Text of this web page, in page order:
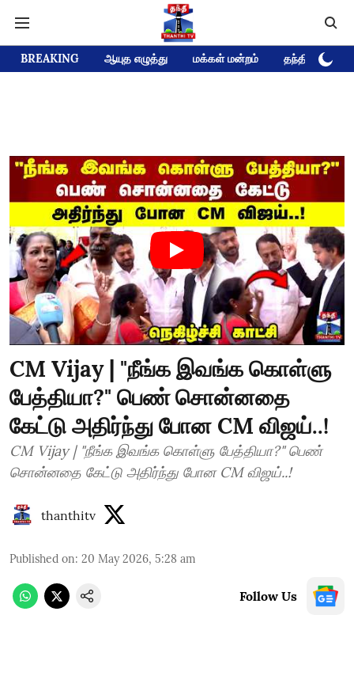
BREAKING ஆயுத எழுத்து மக்கள் மன்றம் தந்தி டிவி
CM Vijay | "நீங்க இவங்க கொள்ளு
பேத்தியா?" பெண் சொன்னதை
கேட்டு அதிர்ந்து போன CM விஜய்..!
CM Vijay | "நீங்க இவங்க கொள்ளு பேத்தியா?" பெண்
சொன்னதை கேட்டு அதிர்ந்து போன CM விஜய்..!
thanthitv
Published on: 20 May 2026, 5:28 am
Follow Us